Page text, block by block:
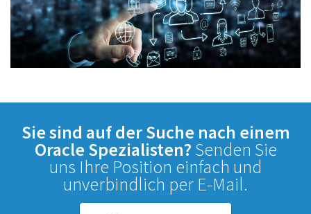
Sie sind auf der Suche nach einem
Oracle Spezialisten? Senden Sie
uns Ihre Position einfach und
unverbindlich per E-Mail.